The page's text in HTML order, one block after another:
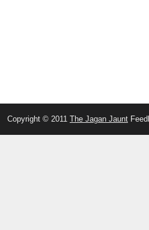
Copyright © 2011 The Jagan Jaunt